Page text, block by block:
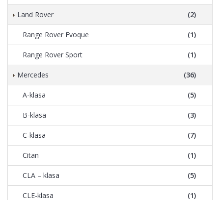
Land Rover (2)
Range Rover Evoque (1)
Range Rover Sport (1)
Mercedes (36)
A-klasa (5)
B-klasa (3)
C-klasa (7)
Citan (1)
CLA – klasa (5)
CLE-klasa (1)